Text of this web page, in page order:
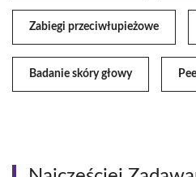
Zabiegi przeciwłupieżowe
Badanie skóry głowy